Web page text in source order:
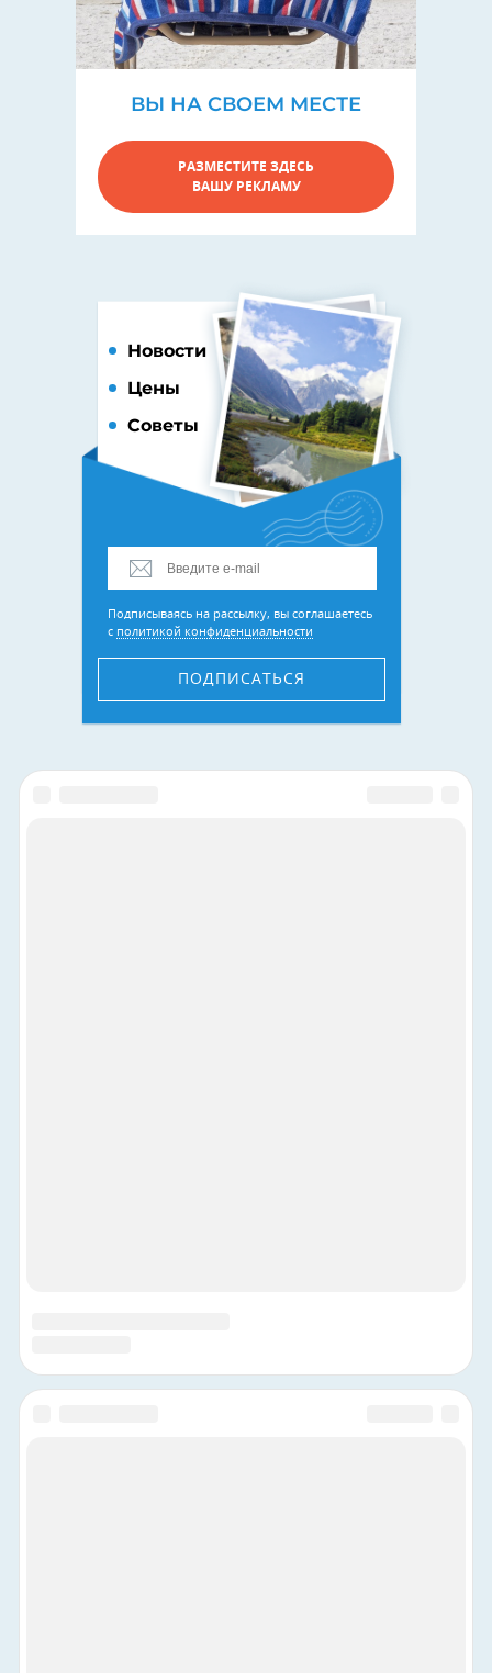
ВЫ НА СВОЕМ МЕСТЕ
РАЗМЕСТИТЕ ЗДЕСЬ
ВАШУ РЕКЛАМУ
Новости
Цены
Советы
Подписываясь на рассылку, вы соглашаетесь
с политикой конфиденциальности
ПОДПИСАТЬСЯ